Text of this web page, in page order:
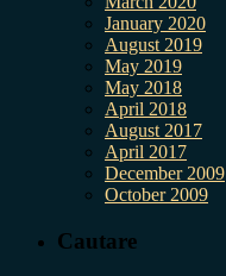
January 2020
August 2019
May 2019
May 2018
April 2018
August 2017
April 2017
December 2009
October 2009
Cautare